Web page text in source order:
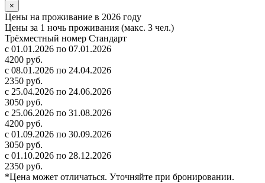
×
Цены на проживание в 2026 году
Цены за 1 ночь проживания (макс. 3 чел.)
Трёхместный номер Стандарт
с 01.01.2026 по 07.01.2026
4200 руб.
с 08.01.2026 по 24.04.2026
2350 руб.
с 25.04.2026 по 24.06.2026
3050 руб.
с 25.06.2026 по 31.08.2026
4200 руб.
с 01.09.2026 по 30.09.2026
3050 руб.
с 01.10.2026 по 28.12.2026
2350 руб.
*Цена может отличаться. Уточняйте при бронировании.